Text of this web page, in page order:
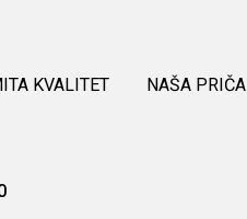
KVALITET NAŠA PRIČA